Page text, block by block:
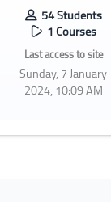
54 Students
1 Courses
Last access to site
Sunday, 7 January
2024, 10:09 AM